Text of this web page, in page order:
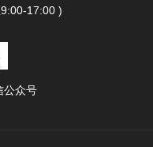
17:00 )
公众号